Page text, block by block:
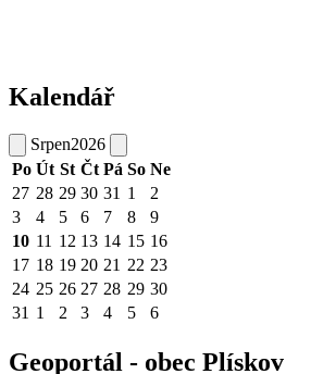
Kalendář
Srpen2026
Po Út St Čt Pá So Ne
27 28 29 30 31 1
2
3
4 5 6 7 8
9
10 11 12 13 14 15 16
17 18 19 20 21 22 23
24 25 26 27 28 29 30
31 1 2 3 4 5 6
Geoportál - obec Plískov